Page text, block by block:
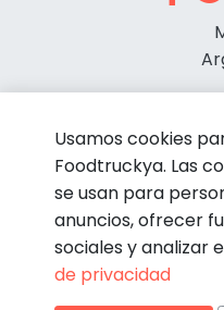
©
Usamos cookies
Foodtruckya. Las
se usan para
anuncios, ofrecer
sociales y analizar
de privacidad